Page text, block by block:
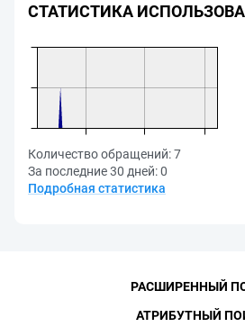
СТАТИСТИКА
Количество обращений:7
За последние 30 дней:0
Подробная статистика
РАСШИРЕННЫЙ
АТРИБУТНЫЙ